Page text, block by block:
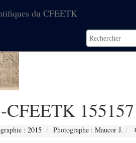
du CFEETK
CFEETK 155157
: 2015 Photographe : Maucor J.